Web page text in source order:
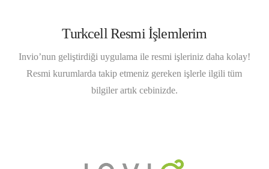
Turkcell Resmi İşlemlerim
Invio’nun geliştirdiği uygulama ile resmi işleriniz daha kolay!
Resmi kurumlarda takip etmeniz gereken işlerle ilgili tüm
bilgiler artık cebinizde.